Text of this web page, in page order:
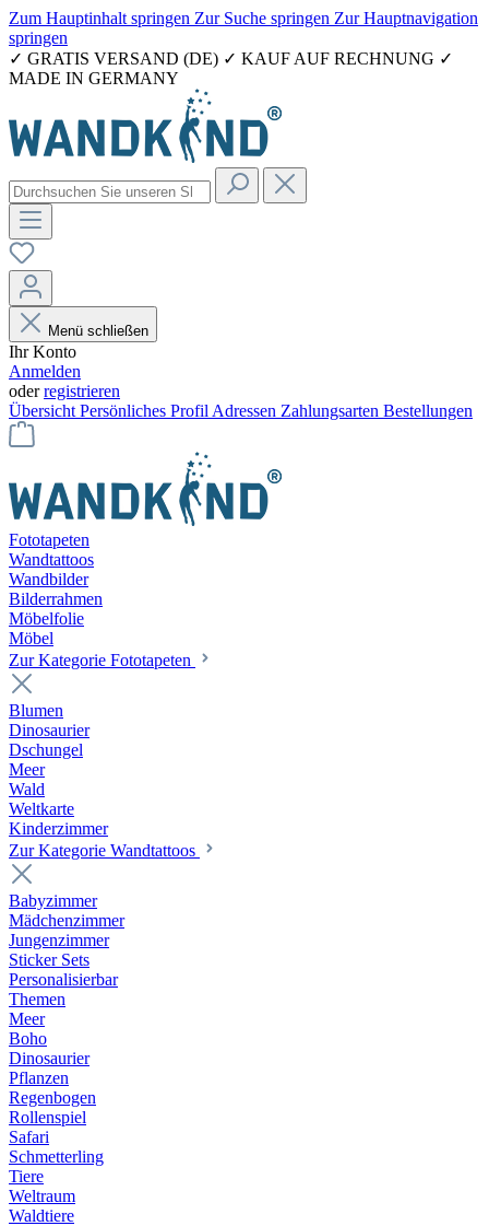
Zum Hauptinhalt springen Zur Suche springen Zur Hauptnavigation
springen
✓ GRATIS VERSAND (DE) ✓ KAUF AUF RECHNUNG ✓
MADE IN GERMANY
Menü schließen
Ihr Konto
Anmelden
oderregistrieren
Übersicht Persönliches Profil Adressen Zahlungsarten Bestellungen
Fototapeten
Wandtattoos
Wandbilder
Bilderrahmen
Möbelfolie
Möbel
Zur Kategorie Fototapeten
Blumen
Dinosaurier
Dschungel
Meer
Wald
Weltkarte
Kinderzimmer
Zur Kategorie Wandtattoos
Babyzimmer
Mädchenzimmer
Jungenzimmer
Sticker Sets
Personalisierbar
Themen
Meer
Boho
Dinosaurier
Pflanzen
Regenbogen
Rollenspiel
Safari
Schmetterling
Tiere
Weltraum
Waldtiere